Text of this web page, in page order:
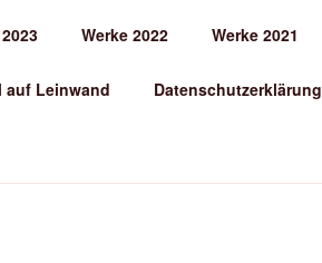
Werke 2022 Werke 2021
auf Leinwand Datenschutzerklärung